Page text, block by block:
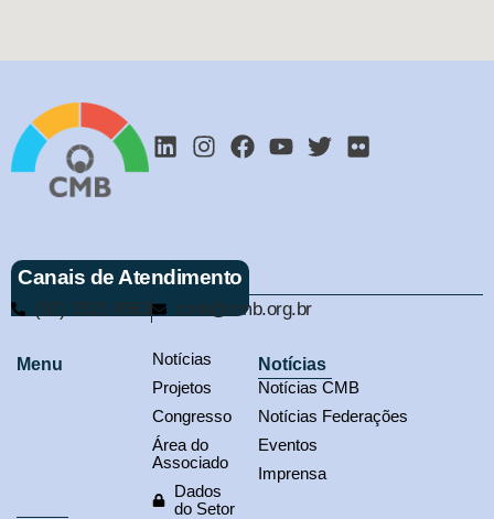
Canais de Atendimento
(61) 3321-9563 cmb@cmb.org.br
Menu
Notícias
Projetos
Congresso
Área do
Associado
Dados
do Setor
Notícias
Notícias CMB
Notícias Federações
Eventos
Imprensa